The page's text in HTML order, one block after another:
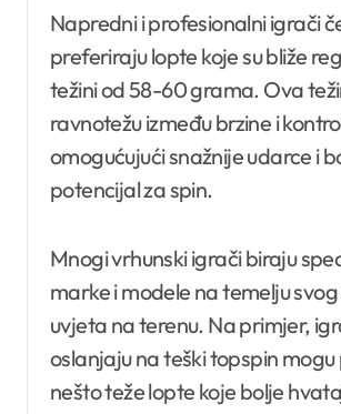
Napredni i profesionalni igrači
preferiraju lopte koje su bliže
težini od 58-60 grama. Ova
ravnotežu između brzine i
omogućujući snažnije udarce i
potencijal za spin.
Mnogi vrhunski igrači biraju
marke i modele na temelju svog
uvjeta na terenu. Na primjer,
oslanjaju na teški topspin
nešto teže lopte koje bolje